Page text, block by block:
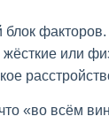
или
«во всём